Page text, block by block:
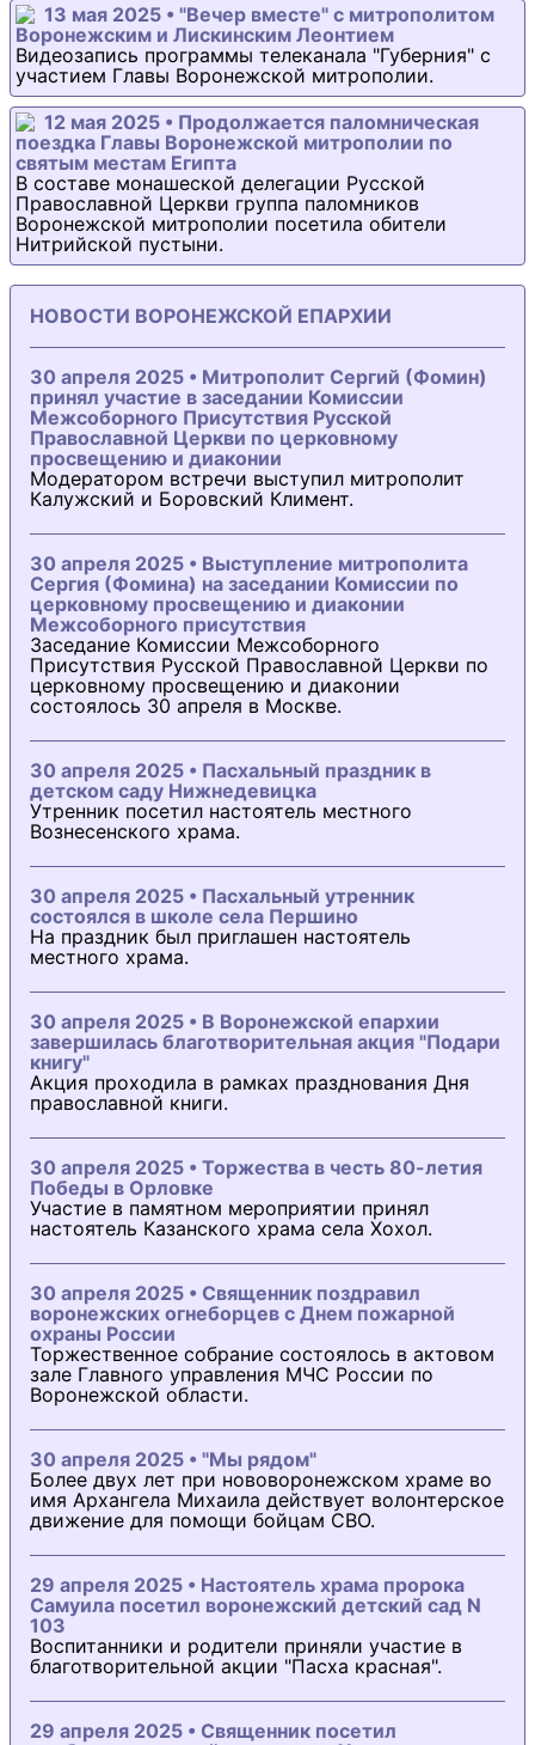
13 мая 2025 • "Вечер вместе" с митрополитом
Воронежским и Лискинским Леонтием
Видеозапись программы телеканала "Губерния" с
участием Главы Воронежской митрополии.
12 мая 2025 • Продолжается паломническая
поездка Главы Воронежской митрополии по
святым местам Египта
В составе монашеской делегации Русской
Православной Церкви группа паломников
Воронежской митрополии посетила обители
Нитрийской пустыни.
НОВОСТИ ВОРОНЕЖСКОЙ ЕПАРХИИ
30 апреля 2025 • Митрополит Сергий (Фомин)
принял участие в заседании Комиссии
Межсоборного Присутствия Русской
Православной Церкви по церковному
просвещению и диаконии
Модератором встречи выступил митрополит
Калужский и Боровский Климент.
30 апреля 2025 • Выступление митрополита
Сергия (Фомина) на заседании Комиссии по
церковному просвещению и диаконии
Межсоборного присутствия
Заседание Комиссии Межсоборного
Присутствия Русской Православной Церкви по
церковному просвещению и диаконии
состоялось 30 апреля в Москве.
30 апреля 2025 • Пасхальный праздник в
детском саду Нижнедевицка
Утренник посетил настоятель местного
Вознесенского храма.
30 апреля 2025 • Пасхальный утренник
состоялся в школе села Першино
На праздник был приглашен настоятель
местного храма.
30 апреля 2025 • В Воронежской епархии
завершилась благотворительная акция "Подари
книгу"
Акция проходила в рамках празднования Дня
православной книги.
30 апреля 2025 • Торжества в честь 80-летия
Победы в Орловке
Участие в памятном мероприятии принял
настоятель Казанского храма села Хохол.
30 апреля 2025 • Священник поздравил
воронежских огнеборцев с Днем пожарной
охраны России
Торжественное собрание состоялось в актовом
зале Главного управления МЧС России по
Воронежской области.
30 апреля 2025 • "Мы рядом"
Более двух лет при нововоронежском храме во
имя Архангела Михаила действует волонтерское
движение для помощи бойцам СВО.
29 апреля 2025 • Настоятель храма пророка
Самуила посетил воронежский детский сад N
103
Воспитанники и родители приняли участие в
благотворительной акции "Пасха красная".
29 апреля 2025 • Священник посетил